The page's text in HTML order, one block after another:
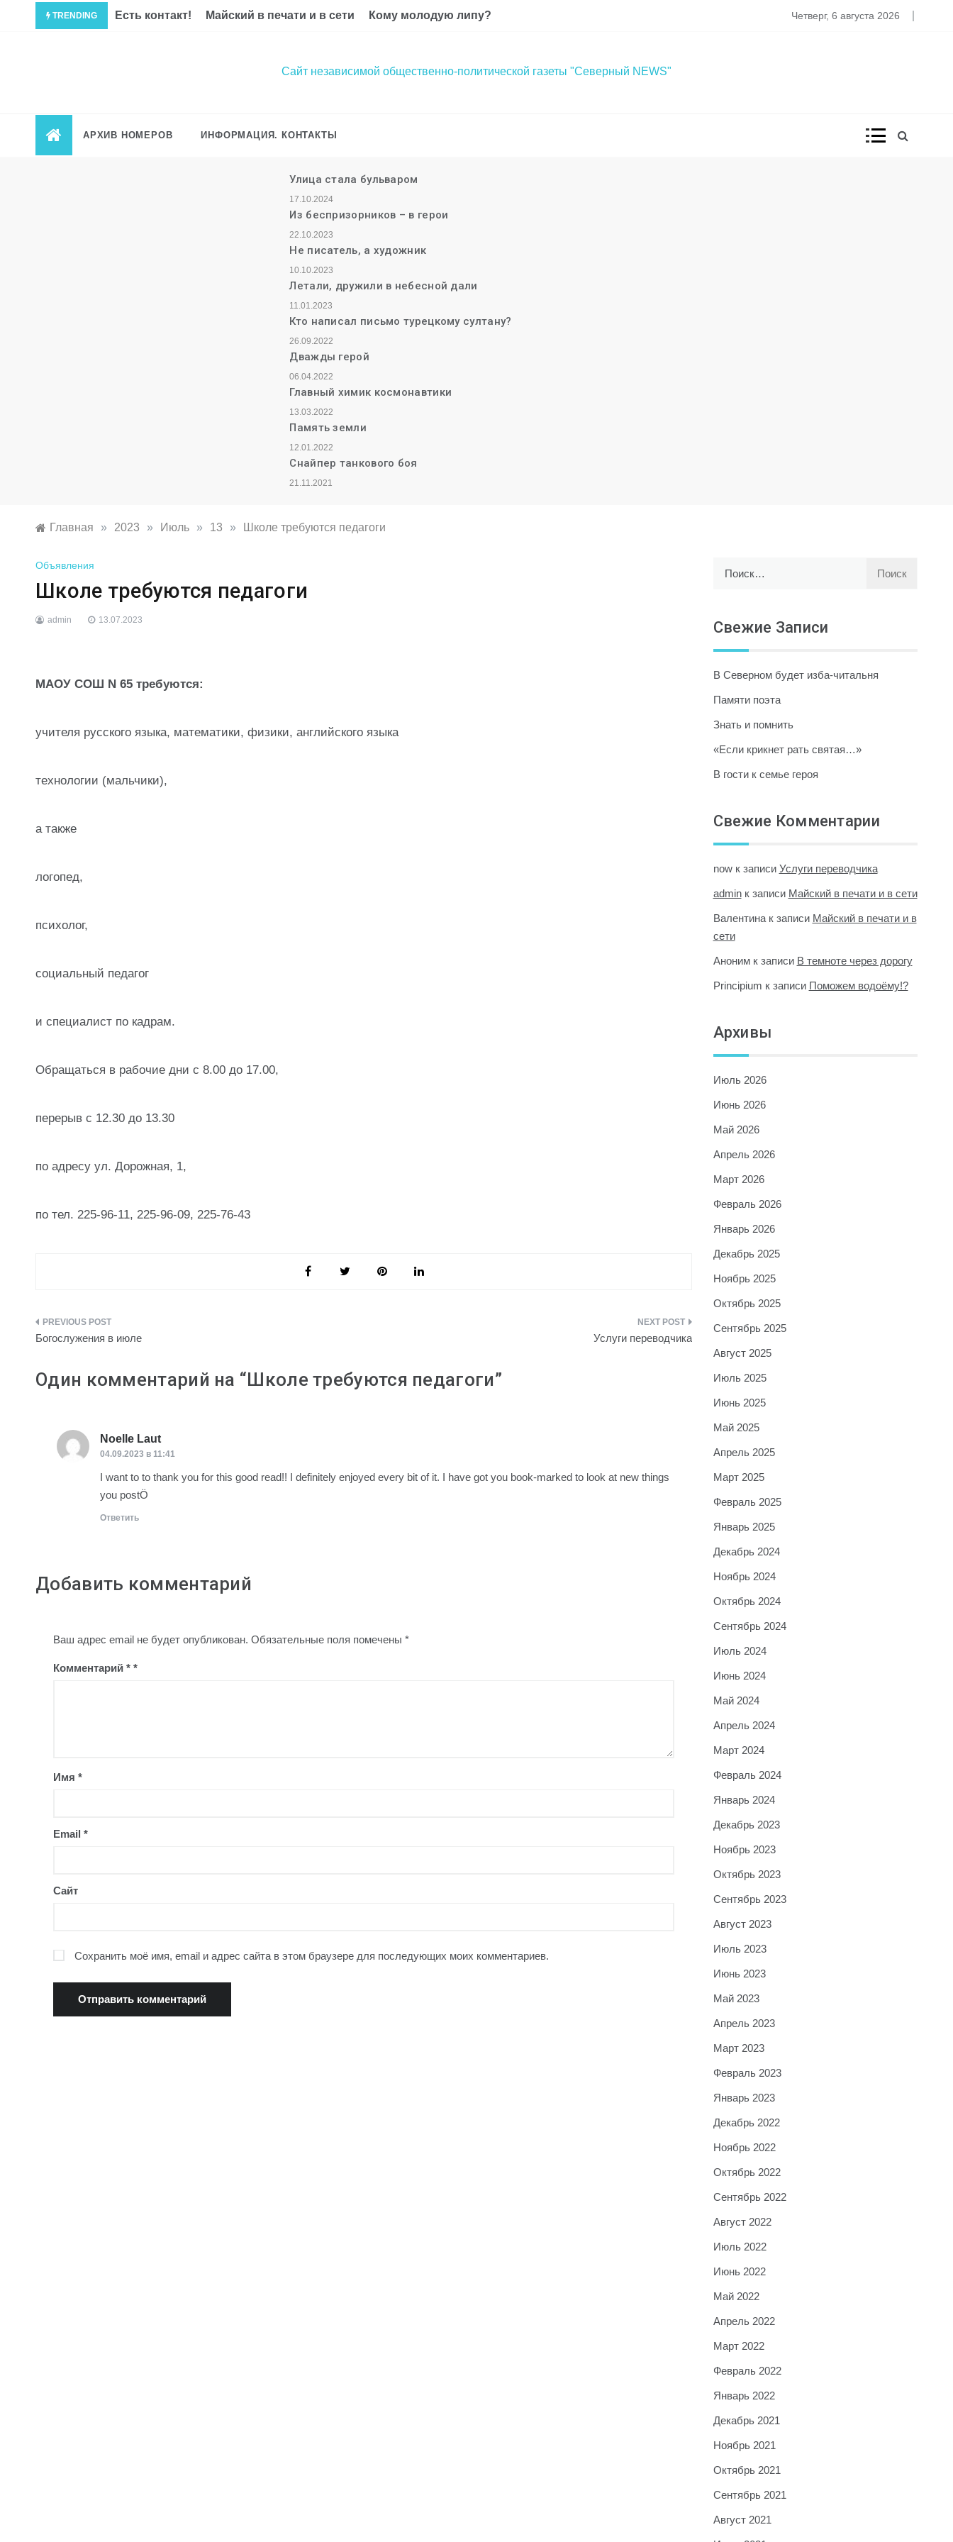
TRENDING Есть контакт! Майский в печати и в сети Кому молодую липу? Четверг, 6 августа 2026
Сайт независимой общественно-политической газеты "Северный NEWS"
АРХИВ НОМЕРОВ ИНФОРМАЦИЯ. КОНТАКТЫ
Улица стала бульваром
17.10.2024
Из беспризорников – в герои
22.10.2023
Не писатель, а художник
10.10.2023
Летали, дружили в небесной дали
11.01.2023
Кто написал письмо турецкому султану?
26.09.2022
Дважды герой
06.04.2022
Главный химик космонавтики
13.03.2022
Память земли
12.01.2022
Снайпер танкового боя
21.11.2021
Главная » 2023 » Июль » 13 » Школе требуются педагоги
Объявления
Школе требуются педагоги
admin 13.07.2023
МАОУ СОШ N 65 требуются:
учителя русского языка, математики, физики, английского языка
технологии (мальчики),
а также
логопед,
психолог,
социальный педагог
и специалист по кадрам.
Обращаться в рабочие дни с 8.00 до 17.00,
перерыв с 12.30 до 13.30
по адресу ул. Дорожная, 1,
по тел. 225-96-11, 225-96-09, 225-76-43
Навигация
записям
Богослужения в июле Услуги переводчика
Один комментарий на “Школе требуются педагоги”
Noelle Laut
04.09.2023 в 11:41
I want to to thank you for this good read!! I definitely enjoyed every bit of it. I have got you book-marked to look at new things
you postÖ
Ответить
Добавить комментарий
Ваш адрес email не будет опубликован. Обязательные поля помечены *
Комментарий *
Имя *
Email *
Сайт
Сохранить моё имя, email и адрес сайта в этом браузере для последующих моих комментариев.
Свежие Записи
В Северном будет изба-читальня
Памяти поэта
Знать и помнить
«Если крикнет рать святая…»
В гости к семье героя
Свежие Комментарии
nowк записи Услуги переводчика
adminк записи Майский в печати и в сети
Валентинак записи Майский в печати и в
сети
Анонимк записи В темноте через дорогу
Principium к записи Поможем водоёму!?
Архивы
Июль 2026
Июнь 2026
Май 2026
Апрель 2026
Март 2026
Февраль 2026
Январь 2026
Декабрь 2025
Ноябрь 2025
Октябрь 2025
Сентябрь 2025
Август 2025
Июль 2025
Июнь 2025
Май 2025
Апрель 2025
Март 2025
Февраль 2025
Январь 2025
Декабрь 2024
Ноябрь 2024
Октябрь 2024
Сентябрь 2024
Июль 2024
Июнь 2024
Май 2024
Апрель 2024
Март 2024
Февраль 2024
Январь 2024
Декабрь 2023
Ноябрь 2023
Октябрь 2023
Сентябрь 2023
Август 2023
Июль 2023
Июнь 2023
Май 2023
Апрель 2023
Март 2023
Февраль 2023
Январь 2023
Декабрь 2022
Ноябрь 2022
Октябрь 2022
Сентябрь 2022
Август 2022
Июль 2022
Июнь 2022
Май 2022
Апрель 2022
Март 2022
Февраль 2022
Январь 2022
Декабрь 2021
Ноябрь 2021
Октябрь 2021
Сентябрь 2021
Август 2021